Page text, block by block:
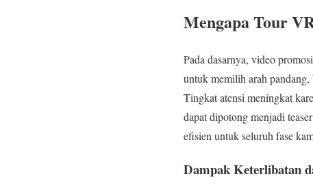
Mengapa Tour
Pada dasarnya, video
untuk memilih arah
Tingkat atensi meningkat
dapat dipotong menjadi
efisien untuk seluruh fase
Dampak Keterlibatan